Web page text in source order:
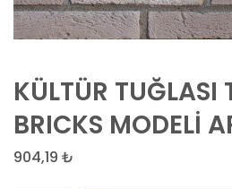
KÜLTÜR TUĞLASI
BRICKS MODELİ
904,19 ₺